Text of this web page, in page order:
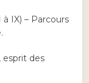
IX) – Parcours
esprit des